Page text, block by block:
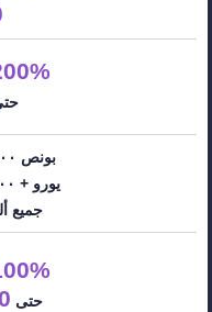
جميع
حتى